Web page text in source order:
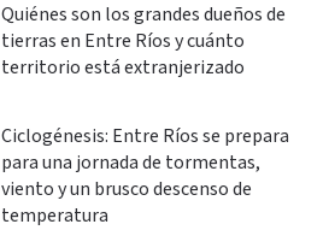
Quiénes son los grandes dueños de
tierras en Entre Ríos y cuánto
territorio está extranjerizado
Ciclogénesis: Entre Ríos se prepara
para una jornada de tormentas,
viento y un brusco descenso de
temperatura